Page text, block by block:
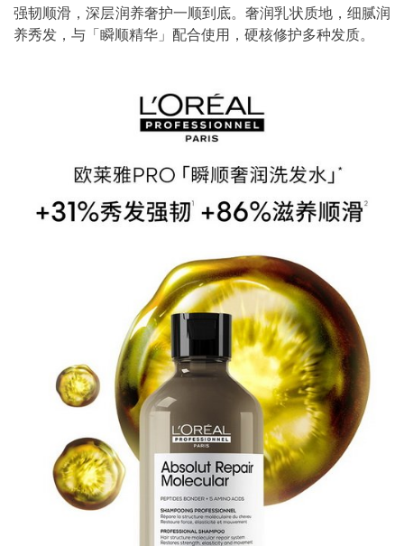
强韧顺滑，深层润养奢护一顺到底。奢润乳状质地，细腻润
养秀发，与「瞬顺精华」配合使用，硬核修护多种发质。